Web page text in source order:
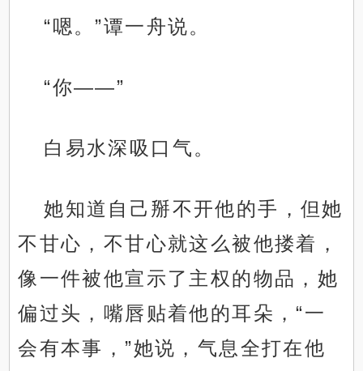
“嗯。”谭一舟说。
“你——”
白易水深吸口气。
她知道自己掰不开他的手，但她
不甘心，不甘心就这么被他搂着，
像一件被他宣示了主权的物品，她
偏过头，嘴唇贴着他的耳朵，“一
会有本事，”她说，气息全打在他